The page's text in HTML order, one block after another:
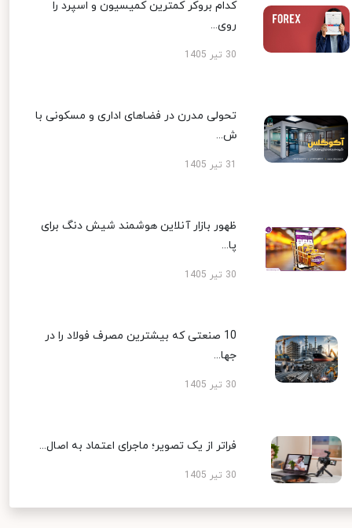
کدام بروکر کمترین کمیسیون و اسپرد را
روی...
30 تیر 1405
تحولی مدرن در فضاهای اداری و مسکونی با
ش...
ظهور بازار آنلاین هوشمند شیش دنگ برای
پا...
30 تیر 1405
10 صنعتی که بیشترین مصرف فولاد را در
جها...
30 تیر 1405
فراتر از یک تصویر؛ ماجرای اعتماد به اصال...
30 تیر 1405